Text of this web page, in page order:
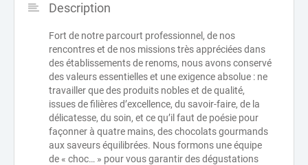
Description
Fort de notre parcourt professionnel, de nos
rencontres et de nos missions très appréciées dans
des établissements de renoms, nous avons conservé
des valeurs essentielles et une exigence absolue : ne
travailler que des produits nobles et de qualité,
issues de filières d’excellence, du savoir-faire, de la
délicatesse, du soin, et ce qu’il faut de poésie pour
façonner à quatre mains, des chocolats gourmands
aux saveurs équilibrées. Nous formons une équipe
de « choc… » pour vous garantir des dégustations